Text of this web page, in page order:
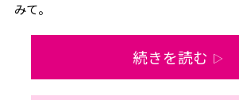
みて。
続きを読む ▷